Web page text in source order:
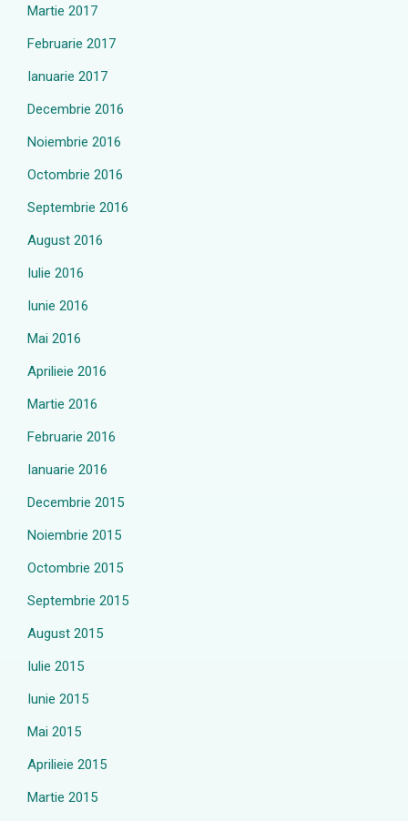
Martie 2017
Februarie 2017
Ianuarie 2017
Decembrie 2016
Noiembrie 2016
Octombrie 2016
Septembrie 2016
August 2016
Iulie 2016
Iunie 2016
Mai 2016
Aprilieie 2016
Martie 2016
Februarie 2016
Ianuarie 2016
Decembrie 2015
Noiembrie 2015
Octombrie 2015
Septembrie 2015
August 2015
Iulie 2015
Iunie 2015
Mai 2015
Aprilieie 2015
Martie 2015